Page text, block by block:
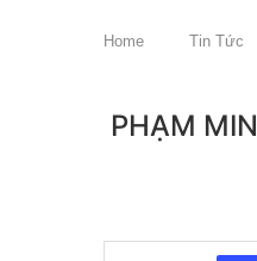
Home Tin Tức
PHẠM